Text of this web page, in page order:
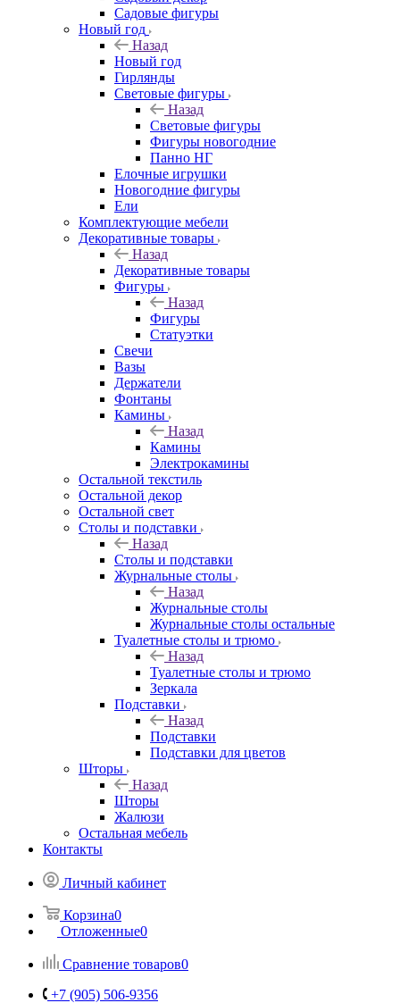
Садовые фигуры
Новый год
Назад
Новый год
Гирлянды
Световые фигуры
Назад
Световые фигуры
Фигуры новогодние
Панно НГ
Елочные игрушки
Новогодние фигуры
Ели
Комплектующие мебели
Декоративные товары
Назад
Декоративные товары
Фигуры
Назад
Фигуры
Статуэтки
Свечи
Вазы
Держатели
Фонтаны
Камины
Назад
Камины
Электрокамины
Остальной текстиль
Остальной декор
Остальной свет
Столы и подставки
Назад
Столы и подставки
Журнальные столы
Назад
Журнальные столы
Журнальные столы остальные
Туалетные столы и трюмо
Назад
Туалетные столы и трюмо
Зеркала
Подставки
Назад
Подставки
Подставки для цветов
Шторы
Назад
Шторы
Жалюзи
Остальная мебель
Контакты
Личный кабинет
Корзина0
Отложенные0
Сравнение товаров0
+7 (905) 506-9356